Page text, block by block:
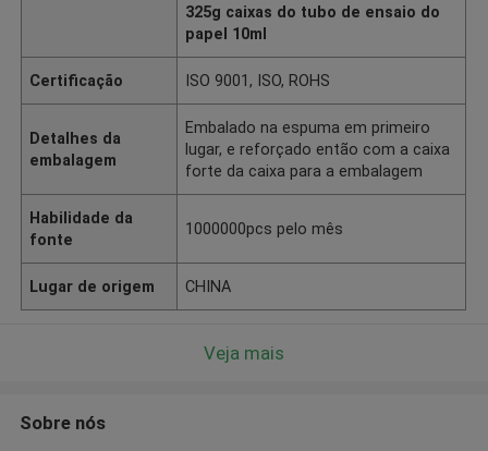
325g caixas do tubo de ensaio do
papel 10ml
Certificação ISO 9001, ISO, ROHS
Detalhes da
embalagem
Embalado na espuma em primeiro
lugar, e reforçado então com a caixa
forte da caixa para a embalagem
Habilidade da
fonte
1000000pcs pelo mês
Lugar de origem CHINA
Veja mais
Sobre nós